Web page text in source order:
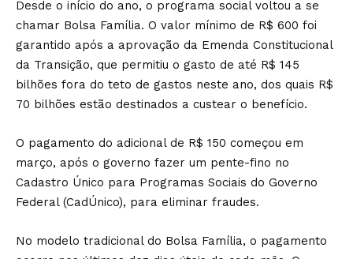
Desde o início do ano, o programa social voltou a se
chamar Bolsa Família. O valor mínimo de R$ 600 foi
garantido após a aprovação da Emenda Constitucional
da Transição, que permitiu o gasto de até R$ 145
bilhões fora do teto de gastos neste ano, dos quais R$
70 bilhões estão destinados a custear o benefício.
O pagamento do adicional de R$ 150 começou em
março, após o governo fazer um pente-fino no
Cadastro Único para Programas Sociais do Governo
Federal (CadÚnico), para eliminar fraudes.
No modelo tradicional do Bolsa Família, o pagamento